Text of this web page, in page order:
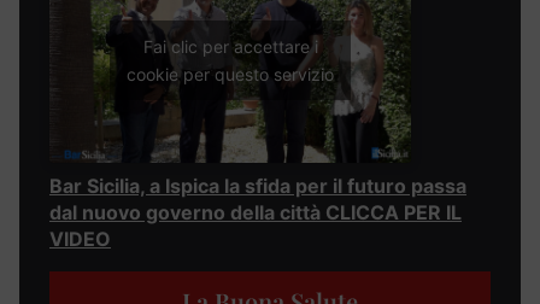
Fai clic per accettare i
cookie per questo servizio
Bar Sicilia, a Ispica la sfida per il futuro passa
dal nuovo governo della città CLICCA PER IL
VIDEO